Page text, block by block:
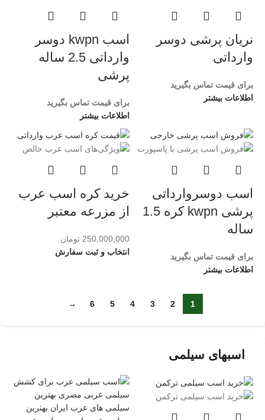
نریان پرشی دوسر
وارداتی
برای قیمت تماس بگیرید
اطلاعات بیشتر
اسب kwpn دوسر
وارداتی 2.5 ساله
پرشی
برای قیمت تماس بگیرید
اطلاعات بیشتر
اسب دوسروارداتی
پرشی kwpn کره 1.5
ساله
برای قیمت تماس بگیرید
اطلاعات بیشتر
خرید کره اسب عرب
از مزرعه معتبر
250,000,000 تومان
انتخاب و ثبت سفارش
1
2
3
4
5
6
→
اسبهای سیلمی